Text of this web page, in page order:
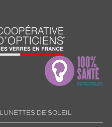
LUNETTES DE SOLEIL